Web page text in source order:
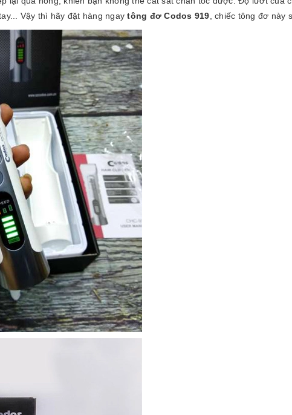
Vậy thì hãy đặt hàng ngaytông đơ Codos 919 , chiếc tông đơ này